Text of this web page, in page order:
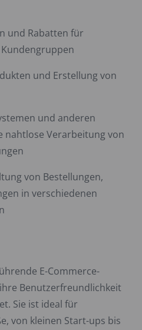
und Rabatten für
und Erstellung von
und anderen
nahtlose Verarbeitung von
von Bestellungen,
in verschiedenen
E-Commerce-
Benutzerfreundlichkeit
Sie ist ideal für
von kleinen Start-ups bis